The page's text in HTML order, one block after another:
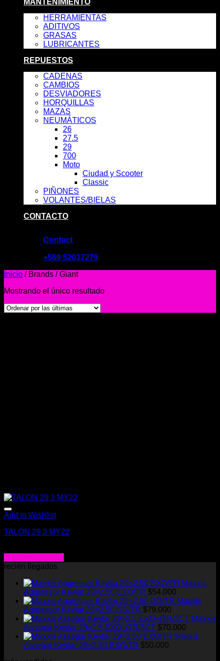
MANTENIMIENTO
HERRAMIENTAS
ADITIVOS
GRASAS
LUBRICANTES
REPUESTOS
CADENAS
CAMBIOS
DESVIADORES
HORQUILLAS
MAZAS
NEUMÁTICOS
26
27.5
29
700
Moto
Ciudad y Scooter
Classic
PIÑONES
VOLANTES/BIELAS
CONTACTO
Contact
+569 52037279
Inicio /Brands /Giant
Mostrando el único resultado
Add to Wishlist
TALON 29 3 MY22
recién llegados
Maxxis
Aggressor Kevlar 29×2.50 EXO/TR $54.000
Maxxis
Aggressor Kevlar 29×2.50 DD/TR $79.000
Maxxis
Assegai Kevlar 29×2.5 EXO+/TR/3CT $70.000
Maxxis
Assegai Kevlar 29×2.50 EXO/TR $50.000